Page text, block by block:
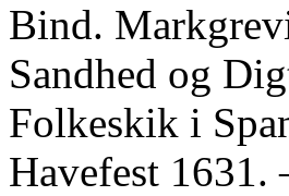
Bind.
Sandhed og
Folkeskik i
Havefest